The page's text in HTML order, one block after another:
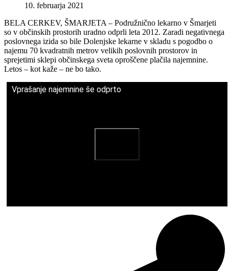
10. februarja 2021
BELA CERKEV, ŠMARJETA – Podružnično lekarno v Šmarjeti
so v občinskih prostorih uradno odprli leta 2012. Zaradi negativnega
poslovnega izida so bile Dolenjske lekarne v skladu s pogodbo o
najemu 70 kvadratnih metrov velikih poslovnih prostorov in
sprejetimi sklepi občinskega sveta oproščene plačila najemnine.
Letos – kot kaže – ne bo tako.
Vprašanje najemnine še odprto